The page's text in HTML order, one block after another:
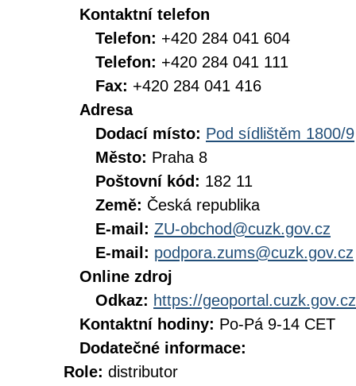
Kontaktní telefon
Telefon: +420 284 041 604
Telefon: +420 284 041 111
Fax: +420 284 041 416
Adresa
Dodací místo: Pod sídlištěm 1800/9
Město: Praha 8
Poštovní kód: 182 11
Země: Česká republika
E-mail: ZU-obchod@cuzk.gov.cz
E-mail: podpora.zums@cuzk.gov.cz
Online zdroj
Odkaz: https://geoportal.cuzk.gov.cz
Kontaktní hodiny: Po-Pá 9-14 CET
Dodatečné informace:
Role: distributor